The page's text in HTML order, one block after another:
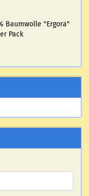
Baum­wol­le "Er­go­ra"
Pack